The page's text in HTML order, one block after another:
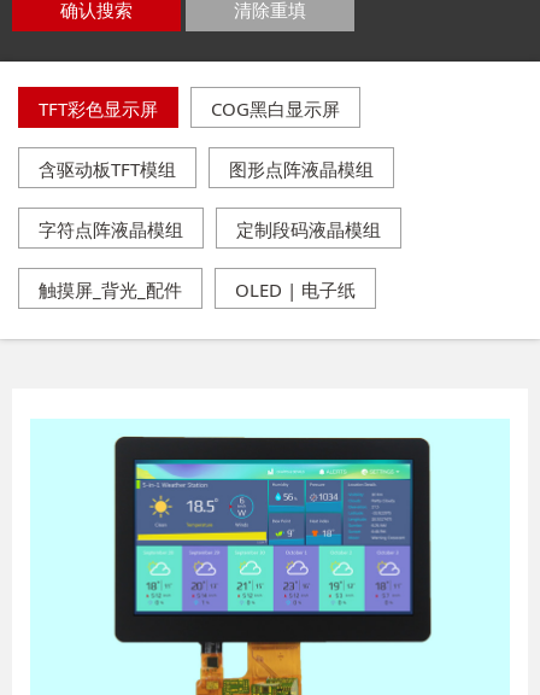
确认搜索 清除重填
TFT彩色显示屏 COG黑白显示屏
含驱动板TFT模组 图形点阵液晶模组
字符点阵液晶模组 定制段码液晶模组
触摸屏_背光_配件 OLED | 电子纸